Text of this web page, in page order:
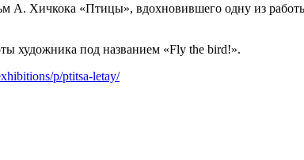
Хичкока «Птицы», вдохновившего одну из
художника под названием «Fly the bird!».
p/ptitsa-letay/